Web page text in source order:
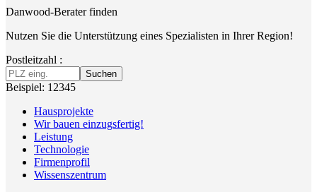
Danwood-Berater finden
Nutzen Sie die Unterstützung eines Spezialisten in Ihrer Region!
Postleitzahl :
Suchen
Beispiel: 12345
Hausprojekte
Wir bauen einzugsfertig!
Leistung
Technologie
Firmenprofil
Wissenszentrum